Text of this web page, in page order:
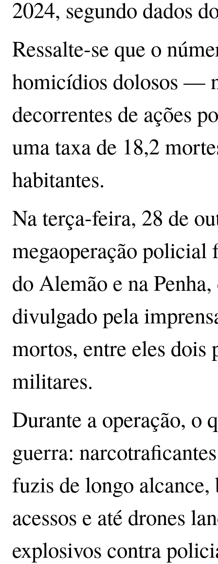
2024, segundo dados
Ressalte-se que o
homicídios dolosos —
decorrentes de ações
uma taxa de 18,2
habitantes.
Na terça-feira, 28 de
megaoperação policial
do Alemão e na
divulgado pela
mortos, entre eles
militares.
Durante a operação, o
guerra:
fuzis de longo
acessos e até drones
explosivos contra